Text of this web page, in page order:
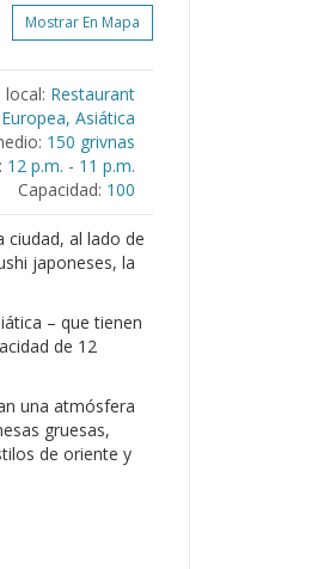
Mostrar En Mapa
local: Restaurant
Asiática
150 grivnas
12 p.m. - 11 p.m.
Capacidad: 100
ciudad, al lado de
japoneses, la
– que tienen
de 12
una atmósfera
gruesas,
de oriente y